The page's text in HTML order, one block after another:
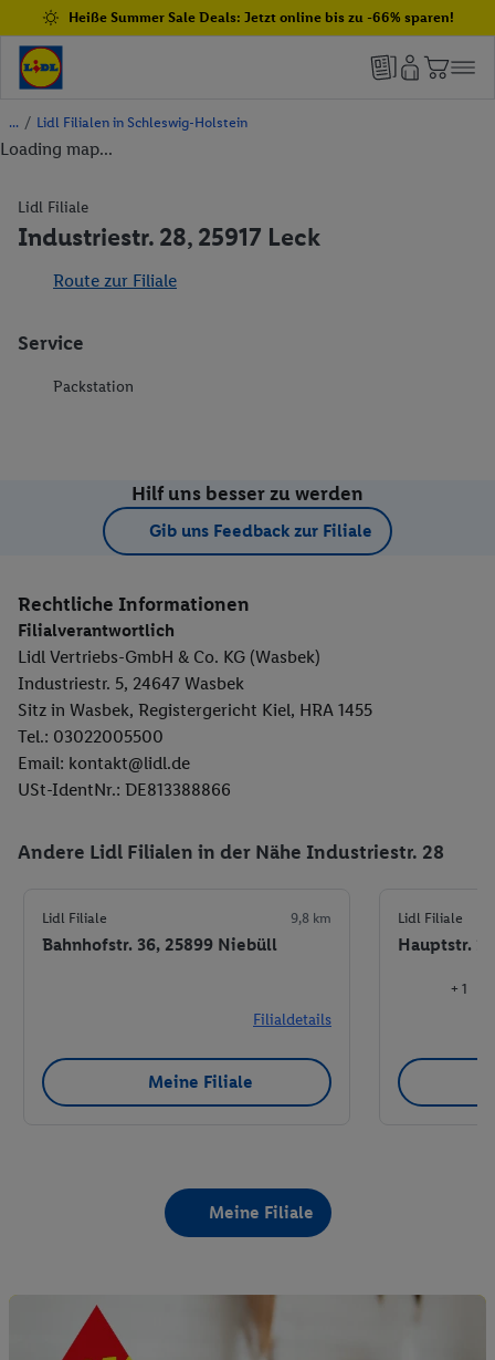
Heiße Summer Sale Deals: Jetzt online bis zu -66% sparen!
/ Lidl Filialen in Schleswig-Holstein
Loading map...
Lidl Filiale
Industriestr. 28, 25917 Leck
Route zur Filiale
Service
Packstation
Hilf uns besser zu werden
Gib uns Feedback zur Filiale
Rechtliche Informationen
Filialverantwortlich
Lidl Vertriebs-GmbH & Co. KG (Wasbek)
Industriestr. 5, 24647 Wasbek
Sitz in Wasbek, Registergericht Kiel, HRA 1455
Tel.: 03022005500
Email: kontakt@lidl.de
USt-IdentNr.: DE813388866
Andere Lidl Filialen in der Nähe Industriestr. 28
Lidl Filiale 9,8 km
Bahnhofstr. 36, 25899 Niebüll
Filialdetails
Meine Filiale
Lidl Filiale
Hauptstr.
+ 1
Meine Filiale